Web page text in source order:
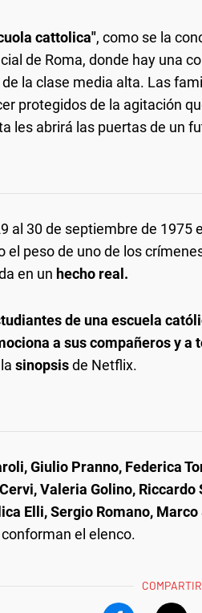
cattolica", como se la
de Roma, donde hay una
la clase media alta. Las
protegidos de la agitación
les abrirá las puertas de un
al 30 de septiembre de
el peso de uno de los
en un hecho real.
de una escuela
a sus compañeros y a
sinopsisde Netflix.
Giulio Pranno, Federica
Valeria Golino,
Elli, Sergio Romano,
conforman el elenco.
COMPARTIR